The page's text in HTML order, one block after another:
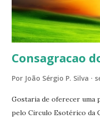
Consagracao
Por João Sérgio P. Silva
Gostaria de oferecer uma
pelo Circulo Esotérico da